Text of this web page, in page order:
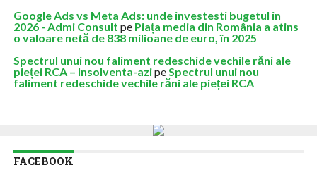
Google Ads vs Meta Ads: unde investesti bugetul in
2026 - Admi Consult pe Piața media din România a atins
o valoare netă de 838 milioane de euro, în 2025
Spectrul unui nou faliment redeschide vechile răni ale
pieței RCA – Insolventa-azipeSpectrul unui nou
faliment redeschide vechile răni ale pieței RCA
FACEBOOK